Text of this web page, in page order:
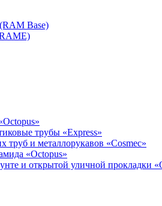
Base)
трубы «Express»
труб и металлорукавов «Cosmec»
«Octopus»
и открытой уличной прокладки